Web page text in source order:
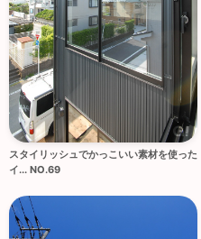
スタイリッシュでかっこいい素材を使った
イ... NO.69